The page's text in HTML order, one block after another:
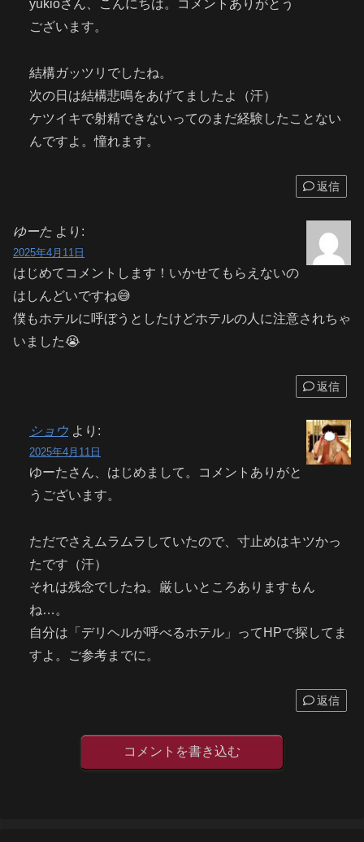
yukioさん、こんにちは。コメントありがとう
ございます。
結構ガッツリでしたね。
次の日は結構悲鳴をあげてましたよ（汗）
ケツイキで射精できないってのまだ経験したことない
んですよ。憧れます。
返信
ゆーた より:
2025年4月11日
はじめてコメントします！いかせてもらえないの
はしんどいですね😅
僕もホテルに呼ぼうとしたけどホテルの人に注意されちゃ
いました😭
返信
ショウ より:
2025年4月11日
ゆーたさん、はじめまして。コメントありがと
うございます。
ただでさえムラムラしていたので、寸止めはキツかっ
たです（汗）
それは残念でしたね。厳しいところありますもん
ね…。
自分は「デリヘルが呼べるホテル」ってHPで探してま
すよ。ご参考までに。
返信
コメントを書き込む